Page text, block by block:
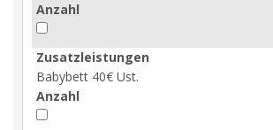
Anzahl
Zusatzleistungen
Babybett 40€ Ust.
Anzahl